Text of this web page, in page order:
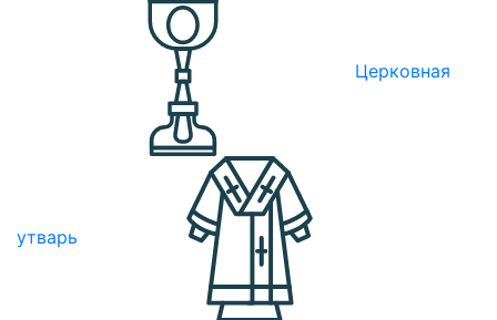
Церковная
утварь